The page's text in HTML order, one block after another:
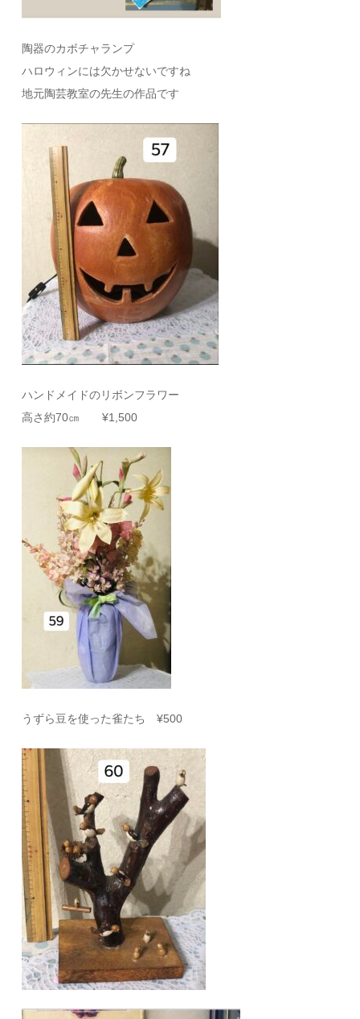
陶器のカボチャランプ
ハロウィンには欠かせないですね
地元陶芸教室の先生の作品です
ハンドメイドのリボンフラワー
高さ約70㎝ ¥1,500
うずら豆を使った雀たち ¥500